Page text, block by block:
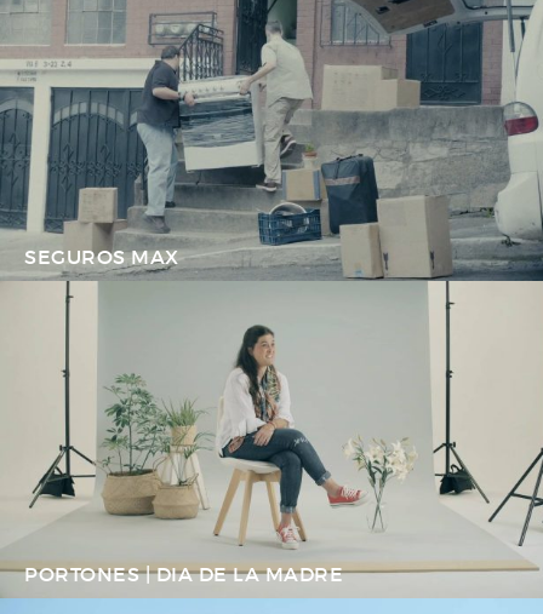
SEGUROS MAX
PORTONES | DIA DE LA MADRE